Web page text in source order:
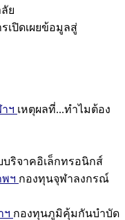
ย
รเปิดเผยข้อมูลสู่
ฯ เหตุผลที่...ทำไมต้อง
บริจาคอิเล็กทรอนิกส์
ฯ กองทุนจุฬาลงกรณ์
ฯ กองทุนภูมิคุ้มกันบำบัด